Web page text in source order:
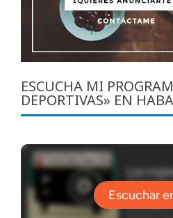
ESCUCHA MI
DEPORTIVAS» EN